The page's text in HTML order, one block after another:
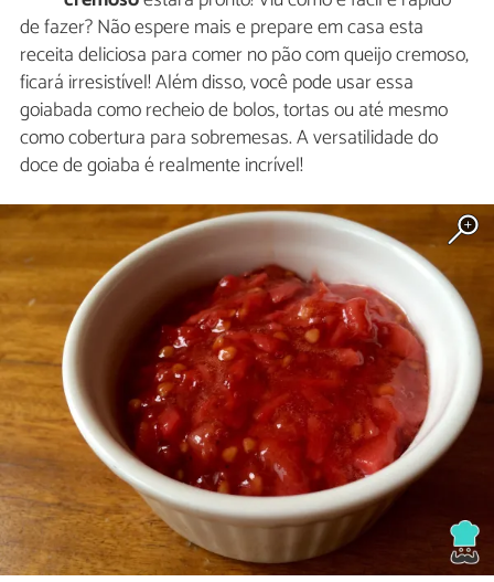
de fazer? Não espere mais e prepare em casa esta
receita deliciosa para comer no pão com queijo cremoso,
ficará irresistível! Além disso, você pode usar essa
goiabada como recheio de bolos, tortas ou até mesmo
como cobertura para sobremesas. A versatilidade do
doce de goiaba é realmente incrível!